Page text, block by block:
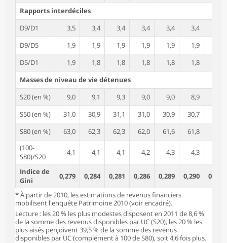
Rapports interdéciles
D9/D1
3,5 3,4 3,4 3,4 3,4 3,4
D9/D5
1,9 1,9 1,9 1,9 1,9 1,9
D5/D1
1,9 1,8 1,8 1,8 1,8 1,8
Masses de niveau de vie détenues
S20 (en %)
9,0 9,1 9,3 9,0 9,0 8,9
S50 (en %)
31,0 30,9 31,1 31,0 30,9 30,7
S80 (en %)
63,0 62,3 62,3 62,0 61,6 61,8
(100-
S80)/S20
4,1 4,1 4,1 4,2 4,3 4,3
Indice de
Gini
0,279 0,284 0,281 0,286 0,289 0,290 0,299
* À partir de 2010, les estimations de revenus financiers
mobilisent l'enquête Patrimoine 2010 (voir encadré).
Lecture : les 20 % les plus modestes disposent en 2011 de 8,6 %
de la somme des revenus disponibles par UC (S20), les 20 % les
plus aisés perçoivent 39,5 % de la somme des revenus
disponibles par UC (complément à 100 de S80), soit 4,6 fois plus.